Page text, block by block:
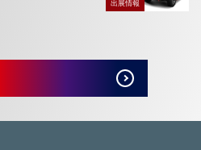
出展情報